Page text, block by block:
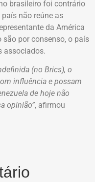
brasileiro foi contrário
não reúne as
da América
por consenso, o país
associados.
(no Brics), o
influência e possam
de hoje não
opinião”, afirmou